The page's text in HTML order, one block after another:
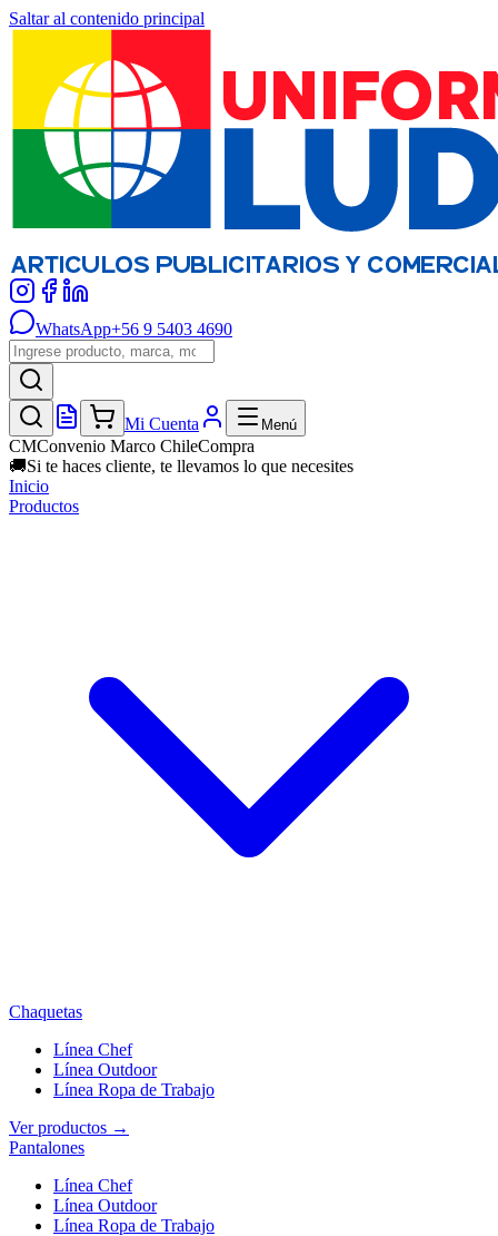
Saltar al contenido principal
WhatsApp+56 9 5403 4690
Mi Cuenta Menú
CMConvenio Marco ChileCompra
🚚Si te haces cliente, te llevamos lo que necesites
Inicio
Productos
Chaquetas
Línea Chef
Línea Outdoor
Línea Ropa de Trabajo
Ver productos →
Pantalones
Línea Chef
Línea Outdoor
Línea Ropa de Trabajo